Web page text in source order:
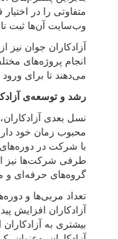
متفاوتی را در
وب‌سایت آن‌ها ثبت‌
آزادکاران جوان
انجام پروژه‌های
می‌دهند تا برای ورود
رشد و توسعه‌ی
نسل بعدی
محبوب زمان خود
با شرکت در دوره‌های
طرفی شرکت‌ها نیز
گروه‌های حرفه‌ای و
تعداد مربی‌ها و
آزادکاران افزایش
بیشتری به